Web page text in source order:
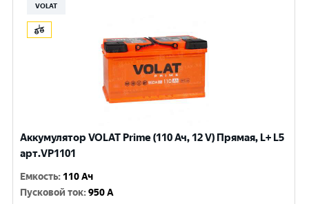
VOLAT
Аккумулятор VOLAT Prime (110 Ач, 12 V) Прямая, L+ L5
арт.VP1101
Емкость: 110 Ач
Пусковой ток:950 A